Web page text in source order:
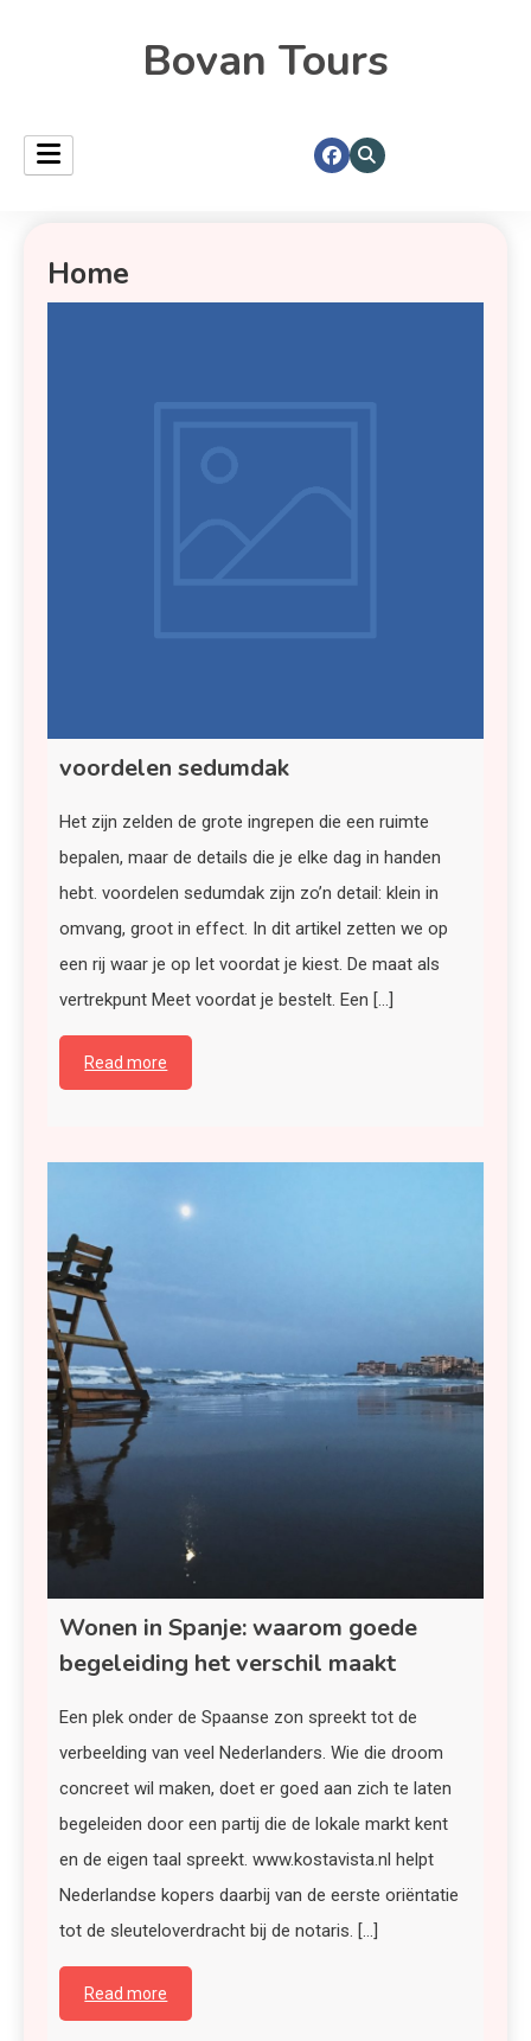
Bovan Tours
Home
voordelen sedumdak
Het zijn zelden de grote ingrepen die een ruimte
bepalen, maar de details die je elke dag in handen
hebt. voordelen sedumdak zijn zo’n detail: klein in
omvang, groot in effect. In dit artikel zetten we op
een rij waar je op let voordat je kiest. De maat als
vertrekpunt Meet voordat je bestelt. Een […]
Read more
Wonen in Spanje: waarom goede
begeleiding het verschil maakt
Een plek onder de Spaanse zon spreekt tot de
verbeelding van veel Nederlanders. Wie die droom
concreet wil maken, doet er goed aan zich te laten
begeleiden door een partij die de lokale markt kent
en de eigen taal spreekt. www.kostavista.nl helpt
Nederlandse kopers daarbij van de eerste oriëntatie
tot de sleuteloverdracht bij de notaris. […]
Read more